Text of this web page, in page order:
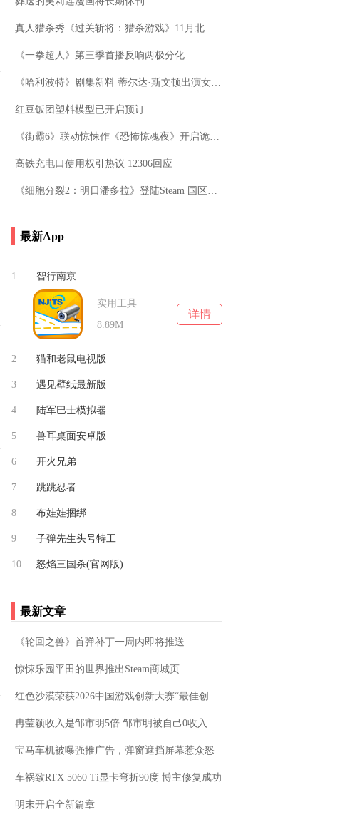
真人猎杀秀《过关斩将：猎杀游戏》11月北美上映
‌《一拳超人》第三季首播反响两极分化
《哈利波特》剧集新料 蒂尔达·斯文顿出演女性版伏地魔
红豆饭团塑料模型已开启预订
《街霸6》联动惊悚作《恐怖惊魂夜》开启诡异格斗盛宴‌
‌高铁充电口使用权引热议 12306回应
‌《细胞分裂2：明日潘多拉》登陆Steam 国区特惠24元
最新App
1 智行南京
实用工具
8.89M
详情
2 猫和老鼠电视版
休闲益智
16.18M
3 遇见壁纸最新版
主题美化
3.92M
4 陆军巴士模拟器
休闲益智
5 兽耳桌面安卓版
6 开火兄弟
7 跳跳忍者
25.6M
8 布娃娃捆绑
塔防策略
89.2MB
9 子弹先生头号特工
射击枪战
10 怒焰三国杀(官网版)
最新文章
‌《轮回之兽》首弹补丁一周内即将推送‌
惊悚乐园平田的世界推出Steam商城页
红色沙漠荣获2026中国游戏创新大赛“最佳创新海外游戏奖”
冉莹颖收入是邹市明5倍 邹市明被自己0收入吓到了
宝马车机被曝强推广告，弹窗遮挡屏幕惹众怒
车祸致RTX 5060 Ti显卡弯折90度 博主修复成功
明末开启全新篇章